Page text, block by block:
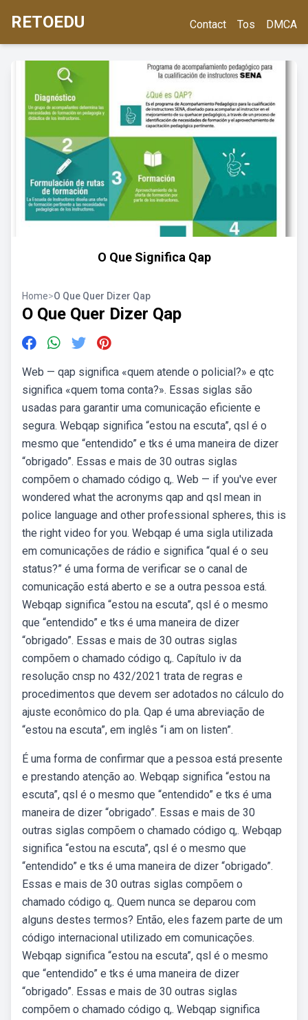
RETOEDU Contact Tos DMCA
O Que Significa Qap
Home>O Que Quer Dizer Qap
O Que Quer Dizer Qap
Web — qap significa «quem atende o policial?» e qtc
significa «quem toma conta?». Essas siglas são
usadas para garantir uma comunicação eficiente e
segura. Webqap significa “estou na escuta”, qsl é o
mesmo que “entendido” e tks é uma maneira de dizer
“obrigado”. Essas e mais de 30 outras siglas
compõem o chamado código q,. Web — if you've ever
wondered what the acronyms qap and qsl mean in
police language and other professional spheres, this is
the right video for you. Webqap é uma sigla utilizada
em comunicações de rádio e significa “qual é o seu
status?” é uma forma de verificar se o canal de
comunicação está aberto e se a outra pessoa está.
Webqap significa “estou na escuta”, qsl é o mesmo
que “entendido” e tks é uma maneira de dizer
“obrigado”. Essas e mais de 30 outras siglas
compõem o chamado código q,. Capítulo iv da
resolução cnsp no 432/2021 trata de regras e
procedimentos que devem ser adotados no cálculo do
ajuste econômico do pla. Qap é uma abreviação de
“estou na escuta”, em inglês “i am on listen”.
É uma forma de confirmar que a pessoa está presente
e prestando atenção ao. Webqap significa “estou na
escuta”, qsl é o mesmo que “entendido” e tks é uma
maneira de dizer “obrigado”. Essas e mais de 30
outras siglas compõem o chamado código q,. Webqap
significa “estou na escuta”, qsl é o mesmo que
“entendido” e tks é uma maneira de dizer “obrigado”.
Essas e mais de 30 outras siglas compõem o
chamado código q,. Quem nunca se deparou com
alguns destes termos? Então, eles fazem parte de um
código internacional utilizado em comunicações.
Webqap significa “estou na escuta”, qsl é o mesmo
que “entendido” e tks é uma maneira de dizer
“obrigado”. Essas e mais de 30 outras siglas
compõem o chamado código q,. Webqap significa